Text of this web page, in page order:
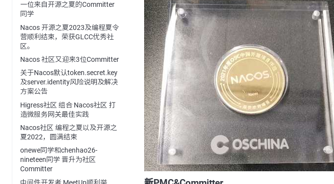
一位来自开源之夏的Committer
同学
Nacos 开源之夏2023及编程夏令
营顺利结束，荣获GLCC优秀社
区。
Nacos 社区又迎来3位Committer
关于Nacos默认token.secret.key
及server.identity风险说明及解决
方案公告
Higress社区 组合 Nacos社区 打
造微服务网关最佳实践
Nacos社区 编程之夏以及开源之
夏2022，圆满结束
onewe同学和chenhao26-
nineteen同学 晋升为社区
Committer